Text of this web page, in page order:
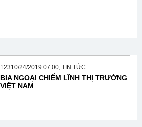
12310/24/2019 07:00, TIN TỨC
BIA NGOẠI CHIẾM LĨNH THỊ TRƯỜNG
VIỆT NAM